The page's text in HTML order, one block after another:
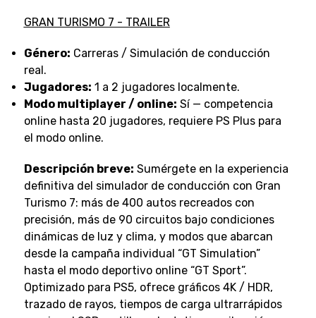
GRAN TURISMO 7 - TRAILER
Género: Carreras / Simulación de conducción
real.
Jugadores: 1 a 2 jugadores localmente.
Modo multiplayer / online: Sí — competencia
online hasta 20 jugadores, requiere PS Plus para
el modo online.
Descripción breve: Sumérgete en la experiencia
definitiva del simulador de conducción con Gran
Turismo 7: más de 400 autos recreados con
precisión, más de 90 circuitos bajo condiciones
dinámicas de luz y clima, y modos que abarcan
desde la campaña individual “GT Simulation”
hasta el modo deportivo online “GT Sport”.
Optimizado para PS5, ofrece gráficos 4K / HDR,
trazado de rayos, tiempos de carga ultrarrápidos